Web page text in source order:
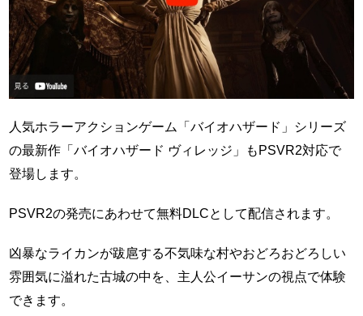
人気ホラーアクションゲーム「バイオハザード」シリーズ
の最新作「バイオハザード ヴィレッジ」もPSVR2対応で
登場します。
PSVR2の発売にあわせて無料DLCとして配信されます。
凶暴なライカンが跋扈する不気味な村やおどろおどろしい
雰囲気に溢れた古城の中を、主人公イーサンの視点で体験
できます。